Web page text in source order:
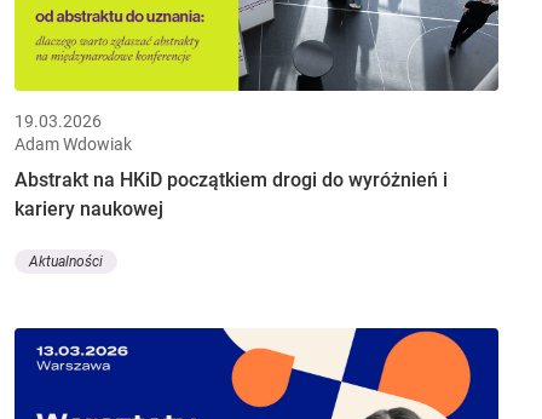
19.03.2026
Adam Wdowiak
Abstrakt na HKiD początkiem drogi do wyróżnień i
kariery naukowej
Aktualności